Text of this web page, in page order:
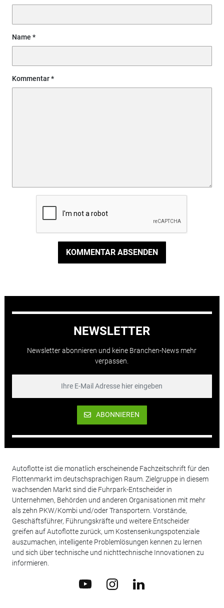
Name
Kommentar
KOMMENTAR ABSENDEN
NEWSLETTER
Newsletter abonnieren und keine Branchen-News mehr
verpassen.
ABONNIEREN
Autoflotte ist die monatlich erscheinende Fachzeitschrift für den
Flottenmarkt im deutschsprachigen Raum. Zielgruppe in diesem
wachsenden Markt sind die Fuhrpark-Entscheider in
Unternehmen, Behörden und anderen Organisationen mit mehr
als zehn PKW/Kombi und/oder Transportern. Vorstände,
Geschäftsführer, Führungskräfte und weitere Entscheider
greifen auf Autoflotte zurück, um Kostensenkungspotenziale
auszumachen, intelligente Problemlösungen kennen zu lernen
und sich über technische und nichttechnische Innovationen zu
informieren.